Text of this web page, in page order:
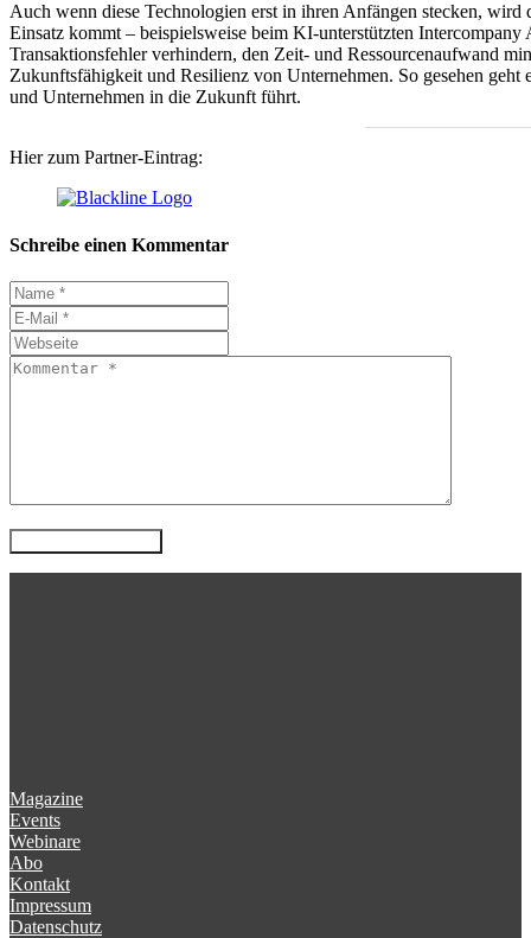
Auch wenn diese Technologien erst in ihren Anfängen stecken,
Einsatz kommt – beispielsweise beim KI-unterstützten
Transaktionsfehler verhindern, den Zeit- und Ressourcenaufwand
Zukunftsfähigkeit und Resilienz von Unternehmen. So gesehen
und Unternehmen in die Zukunft führt.
Hier zum Partner-Eintrag:
Schreibe einen Kommentar
Magazine
Events
Webinare
Abo
Kontakt
Impressum
Datenschutz